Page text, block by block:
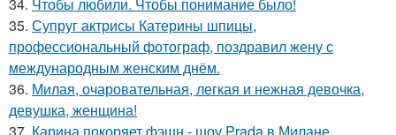
35. Супруг актрисы Катерины шпицы,
профессиональный фотограф, поздравил жену с
международным женским днём.
36. Милая, очаровательная, легкая и нежная девочка,
девушка, женщина!
37. Карина покоряет фэшн - шоу Prada в Милане.